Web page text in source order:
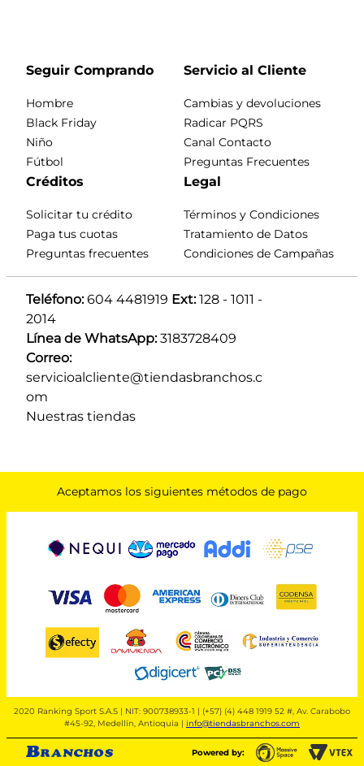
Seguir Comprando
Hombre
Black Friday
Niño
Fútbol
Servicio al Cliente
Cambias y devoluciones
Radicar PQRS
Canal Contacto
Preguntas Frecuentes
Créditos
Solicitar tu crédito
Paga tus cuotas
Preguntas frecuentes
Legal
Términos y Condiciones
Tratamiento de Datos
Condiciones de Campañas
Teléfono: 604 4481919 Ext: 128 - 1011 -
2014
Línea de WhatsApp: 3183728409
Correo:
servicioalcliente@tiendasbranchos.c
om
Nuestras tiendas
Aceptamos los siguientes métodos de pago
2020 Ranking Sport S.A.S | NIT: 900738933-1 | (+57) (4) 448 1919 52 #, Av. Carabobo
#45-92, Medellín, Antioquia | info@tiendasbranchos.com
Powered by: